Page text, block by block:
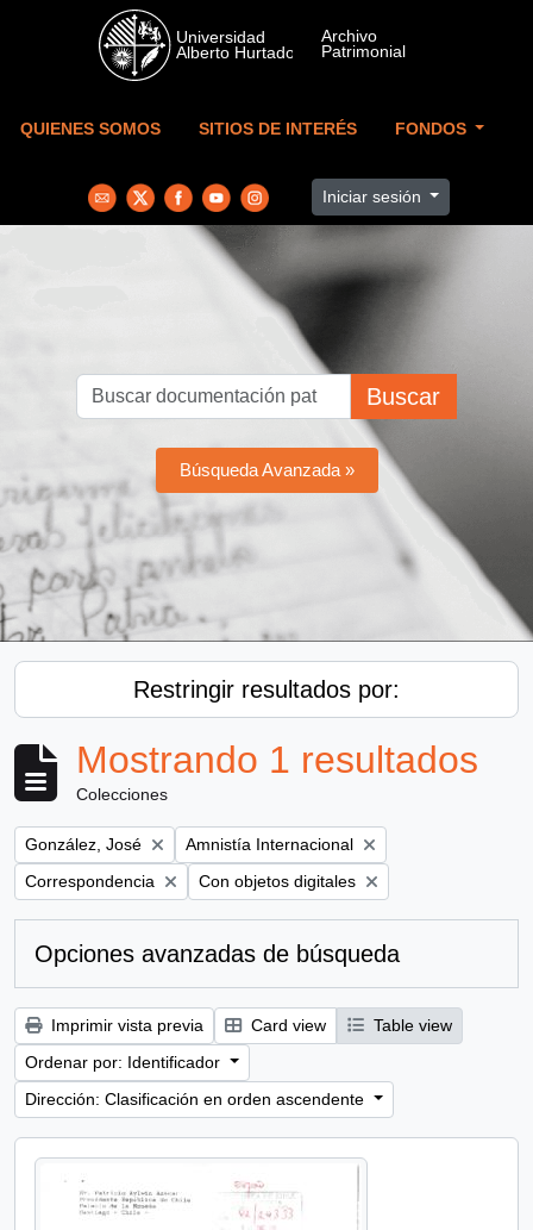
Skip to main content
QUIENES SOMOS SITIOS DE INTERÉS FONDOS
Iniciar sesión
Buscar
Búsqueda Avanzada »
Restringir resultados por:
Mostrando 1 resultados
Colecciones
Remove filter:
González, José Remove filter:
Amnistía Internacional
Remove filter:
Correspondencia Remove filter:
Con objetos digitales
Opciones avanzadas de búsqueda
Imprimir vista previa Card view
Table view
Ordenar por: Identificador
Dirección: Clasificación en orden ascendente